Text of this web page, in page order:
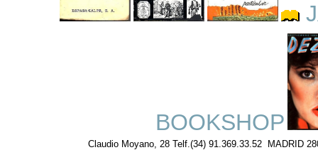
BOOKSHOP
Claudio Moyano, 28 Telf.(34) 91.369.33.52 MADRID